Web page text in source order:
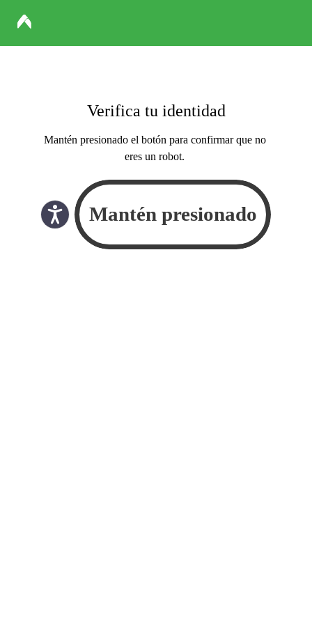
Verifica tu identidad
Mantén presionado el botón para confirmar que no
eres un robot.